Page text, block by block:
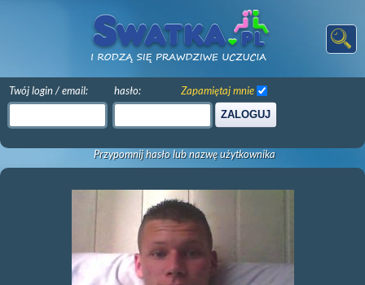
Twój login / email: hasło:
ZALOGUJ
Zapamiętaj mnie
Przypomnij hasło lub nazwę użytkownika